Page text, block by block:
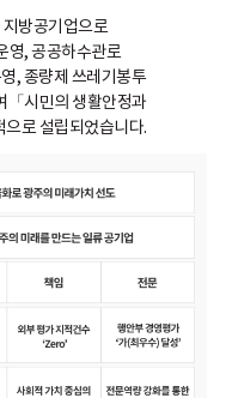
방공기업으로
영, 공공하수관로
, 종량제 쓰레기봉투
「시민의 생활안정과
로 설립되었습니다.